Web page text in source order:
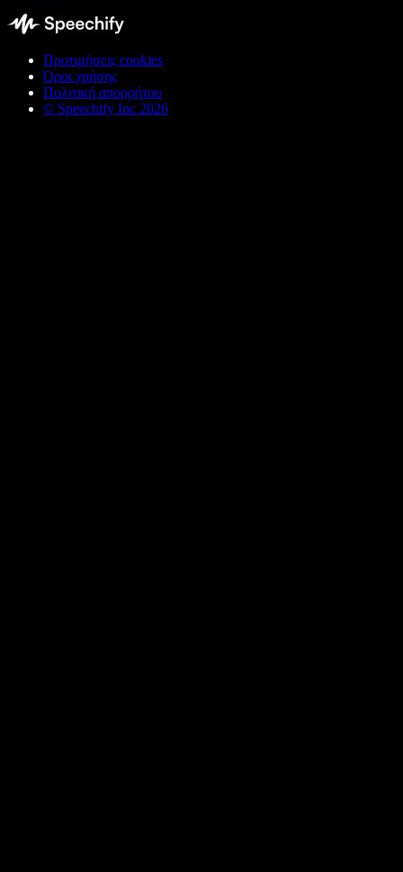
Προτιμήσεις cookies
Όροι χρήσης
Πολιτική απορρήτου
© Speechify Inc 2026